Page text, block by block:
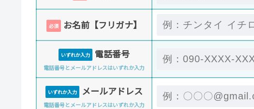
必須 お名前【フリガナ】
いずれか入力 電話番号
電話番号とメールアドレスはいずれか入力
いずれか入力 メールアドレス
電話番号とメールアドレスはいずれか入力